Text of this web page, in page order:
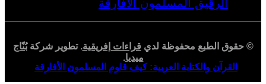
القرآن والكتابة العربية: كيف قاوم المسلمون الأفارقة
© حقوق الطبع محفوظة لدي قراءات إفريقية. تطوير شركةبُنّاج
ميديا.